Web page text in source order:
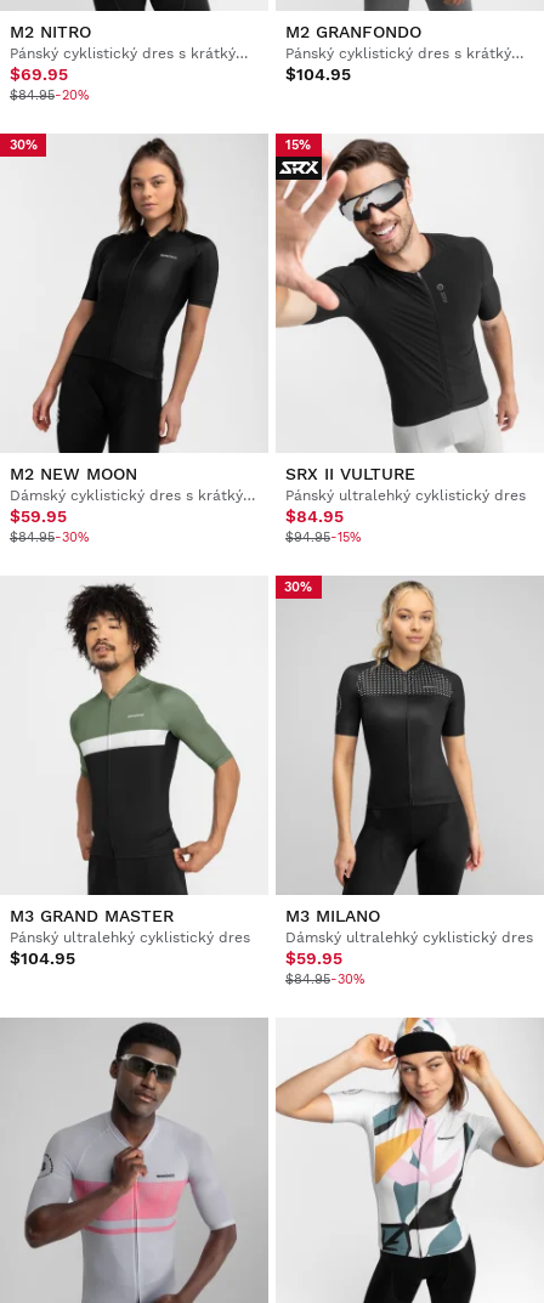
M2 NITRO
Pánský cyklistický dres s krátkým rukávem
$69.95
$84.95-20%
M2 GRANFONDO
Pánský cyklistický dres s krátkým rukávem
$104.95
30%
M2 NEW MOON
Dámský cyklistický dres s krátkým rukávem
$59.95
$84.95-30%
15%
SRX II VULTURE
Pánský ultralehký cyklistický dres
$84.95
$94.95-15%
M3 GRAND MASTER
Pánský ultralehký cyklistický dres
$104.95
30%
M3 MILANO
Dámský ultralehký cyklistický dres
$59.95
$84.95-30%